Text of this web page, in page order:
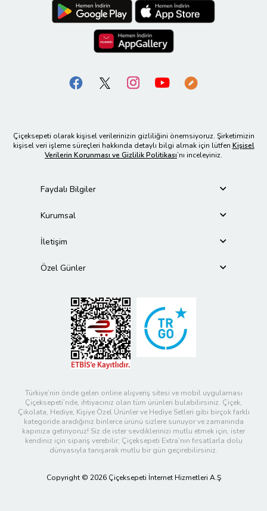
Çiçeksepeti olarak kişisel verilerinizin gizliliğini önemsiyoruz. Şirketimizin
kişisel veri işleme süreçleri hakkında detaylı bilgi almak için lütfen Kişisel
Verilerin Korunması ve Gizlilik Politikası’nı inceleyiniz.
Faydalı Bilgiler
Kurumsal
İletişim
Özel Günler
Türkiye’nin önde gelen online alışveriş sitesi ve mobil uygulaması
Çiçeksepeti’nde, ihtiyacınız olan tüm ürünleri bulabilirsiniz. Çiçek,
Çikolata, Hediye, Kişiye Özel Ürünler ve Hediye Setleri gibi birçok farklı
kategoride aradığınız binlerce ürünü sizlere sunuyor ve zamanında
kapınıza getiriyoruz! Siz de ister sevdiklerinizi mutlu etmek için, ister
kendiniz için sipariş verebilir; Çiçeksepeti Extra’nın fırsatlarla dolu
dünyasıyla tanışarak mutlu bir gün geçirebilirsiniz.
Copyright © 2026 Çiçeksepeti İnternet Hizmetleri A.Ş